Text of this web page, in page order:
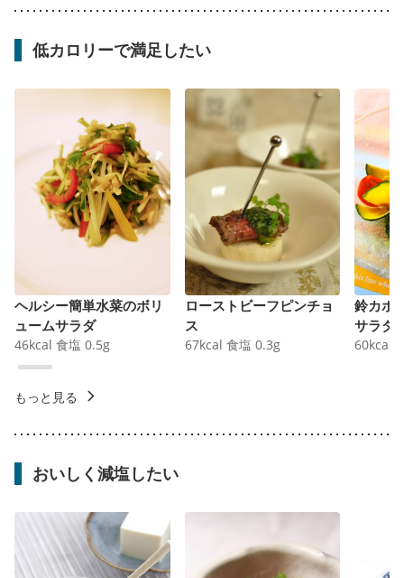
低カロリーで満足したい
ヘルシー簡単水菜のボリ
ュームサラダ
46kcal 食塩 0.5g
ローストビーフピンチョ
ス
67kcal 食塩 0.3g
鈴カボ
サラダ
60kcal
もっと見る
おいしく減塩したい